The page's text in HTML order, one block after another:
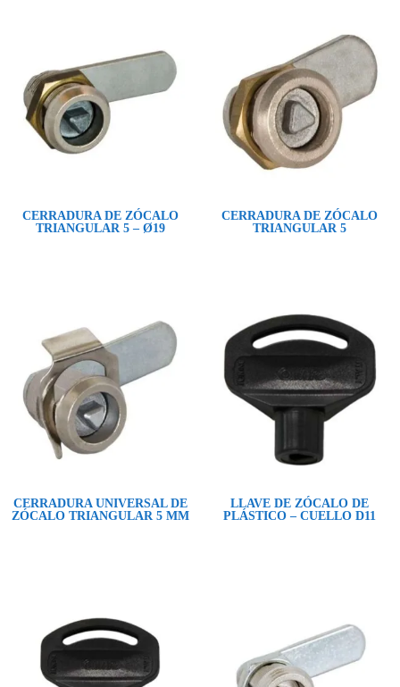
CERRADURA DE ZÓCALO
TRIANGULAR 5 – Ø19
CERRADURA DE ZÓCALO
TRIANGULAR 5
CERRADURA UNIVERSAL DE
ZÓCALO TRIANGULAR 5 MM
LLAVE DE ZÓCALO DE
PLÁSTICO – CUELLO D11